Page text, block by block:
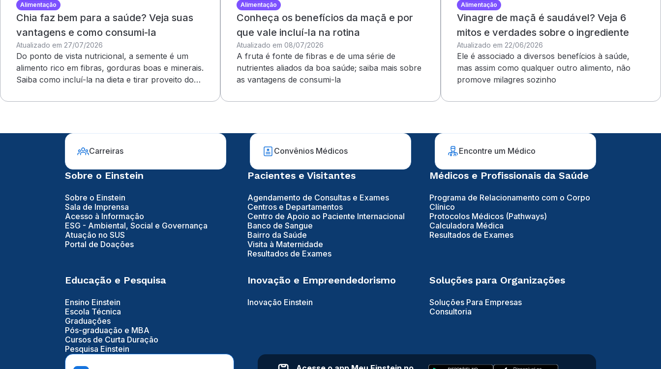
Alimentação
Chia faz bem para a saúde? Veja suas
vantagens e como consumi-la
Atualizado em 27/07/2026
Do ponto de vista nutricional, a semente é um
alimento rico em fibras, gorduras boas e minerais.
Saiba como incluí-la na dieta e tirar proveito dos
Alimentação
Conheça os benefícios da maçã e por
que vale incluí-la na rotina
Atualizado em 08/07/2026
A fruta é fonte de fibras e de uma série de
nutrientes aliados da boa saúde; saiba mais sobre
as vantagens de consumi-la
Alimentação
Vinagre de maçã é saudável? Veja 6
mitos e verdades sobre o ingrediente
Atualizado em 22/06/2026
Ele é associado a diversos benefícios à saúde,
mas assim como qualquer outro alimento, não
promove milagres sozinho
Carreiras Convênios Médicos Encontre um Médico
Sobre o Einstein
Sobre o Einstein
Sala de Imprensa
Acesso à Informação
ESG - Ambiental, Social e Governança
Atuação no SUS
Portal de Doações
Pacientes e Visitantes
Agendamento de Consultas e Exames
Centros e Departamentos
Centro de Apoio ao Paciente Internacional
Banco de Sangue
Bairro da Saúde
Visita à Maternidade
Resultados de Exames
Médicos e Profissionais da Saúde
Programa de Relacionamento com o Corpo
Clínico
Protocolos Médicos (Pathways)
Calculadora Médica
Resultados de Exames
Educação e Pesquisa
Ensino Einstein
Escola Técnica
Graduações
Pós-graduação e MBA
Cursos de Curta Duração
Pesquisa Einstein
Inovação e Empreendedorismo
Inovação Einstein
Soluções para Organizações
Soluções Para Empresas
Consultoria